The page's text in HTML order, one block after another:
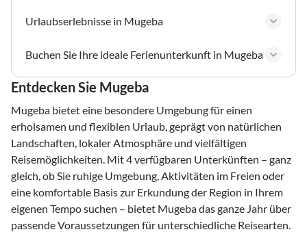
Urlaubserlebnisse in Mugeba
Buchen Sie Ihre ideale Ferienunterkunft in Mugeba
Entdecken Sie Mugeba
Mugeba bietet eine besondere Umgebung für einen
erholsamen und flexiblen Urlaub, geprägt von natürlichen
Landschaften, lokaler Atmosphäre und vielfältigen
Reisemöglichkeiten. Mit 4 verfügbaren Unterkünften – ganz
gleich, ob Sie ruhige Umgebung, Aktivitäten im Freien oder
eine komfortable Basis zur Erkundung der Region in Ihrem
eigenen Tempo suchen – bietet Mugeba das ganze Jahr über
passende Voraussetzungen für unterschiedliche Reisearten.